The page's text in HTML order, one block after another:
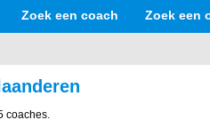
Zoek een coach Zoek een
coaches.